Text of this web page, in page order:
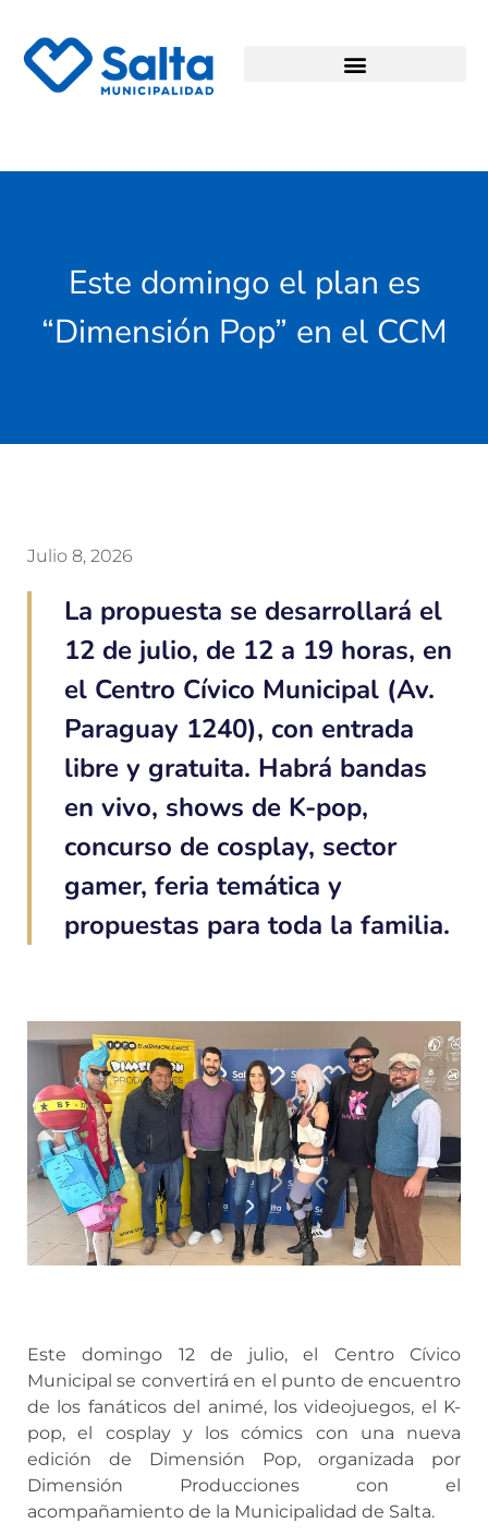
Este domingo el plan es
“Dimensión Pop” en el CCM
Julio 8, 2026
La propuesta se desarrollará el
12 de julio, de 12 a 19 horas, en
el Centro Cívico Municipal (Av.
Paraguay 1240), con entrada
libre y gratuita. Habrá bandas
en vivo, shows de K-pop,
concurso de cosplay, sector
gamer, feria temática y
propuestas para toda la familia.
Este domingo 12 de julio, el Centro Cívico
Municipal se convertirá en el punto de encuentro
de los fanáticos del animé, los videojuegos, el K-
pop, el cosplay y los cómics con una nueva
edición de Dimensión Pop, organizada por
Dimensión Producciones con el
acompañamiento de la Municipalidad de Salta.